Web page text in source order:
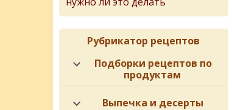
Рубрикатор рецептов
Подборки рецептов по
продуктам
Выпечка и десерты